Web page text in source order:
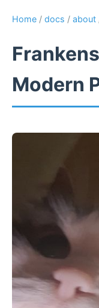
Home / docs / about
Modern